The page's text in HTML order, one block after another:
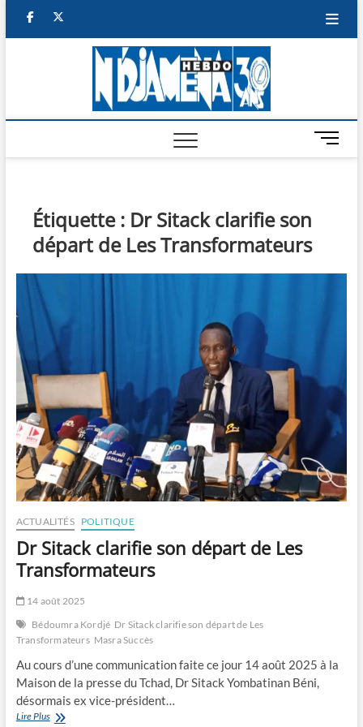
facebook
M
e
Étiquette : Dr Sitack clarifie son
départ de Les Transformateurs
ACTUALITÉS POLITIQUE
Dr Sitack clarifie son départ de Les
Transformateurs
14 août 2025
Bédoumra Kordjé Dr Sitack clarifie son départ de Les
Transformateurs Masra Succès
Au cours d’une communication faite ce jour 14 août 2025 à la
Maison de la presse du Tchad, Dr Sitack Yombatinan Béni,
désormais ex vice-président…
Lire PlusDr